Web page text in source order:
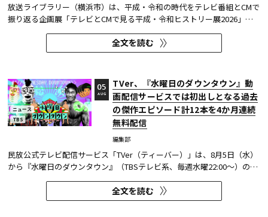
放送ライブラリー（横浜市）は、平成・令和の時代をテレビ番組とCMで
振り返る企画展「テレビとCMで見る平成・令和ヒストリー展2026」を8
月7日～9月27日に開催する。
全文を読む
ニュース
TBS
TVer、『水曜日のダウンタウン』動
画配信サービスでは初出しとなる過去
の傑作エピソード計12本を4か月連続
無料配信
編集部
05
AUG
民放公式テレビ配信サービス「TVer（ティーバー）」は、8月5日（水）
から『水曜日のダウンタウン』（TBSテレビ系、毎週水曜22:00～）の過
去に放送された傑作エピソード計12本を4か月にわたり配信する。本エ
ピソードが動画配信サービスで配信されるのは今回が初めてとなる。
TVerはすべて無料で見放題となっている。 『水曜日のダウンタウン...
全文を読む